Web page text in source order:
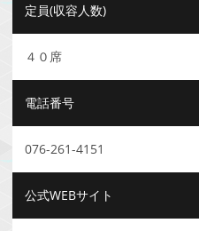
定員(収容人数)
４０席
電話番号
076-261-4151
公式WEBサイト